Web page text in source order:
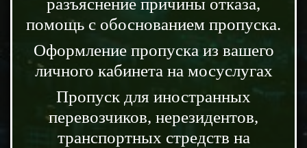
разъяснение причины отказа,
помощь с обоснованием пропуска.
Оформление пропуска из вашего
личного кабинета на мосуслугах
Пропуск для иностранных
перевозчиков, нерезидентов,
транспортных стредств на